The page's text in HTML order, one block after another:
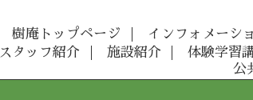
樹庵トップページ インフォメーシ
スタッフ紹介
施設紹介 体験学習
公